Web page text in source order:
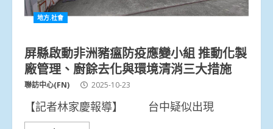
地方.社會
屏縣啟動非洲豬瘟防疫應變小組 推動化製
廠管理、廚餘去化與環境清消三大措施
聯訪中心(FN) 2025-10-23
【記者林家慶報導】 台中疑似出現